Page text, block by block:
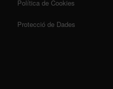
Política de Cookies
Protecció de Dades